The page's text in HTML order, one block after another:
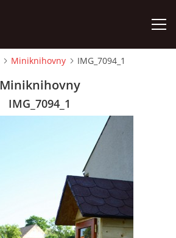
Print| Updated: 2026-08-01
Miniknihovny IMG_7094_1
Miniknihovny
IMG_7094_1